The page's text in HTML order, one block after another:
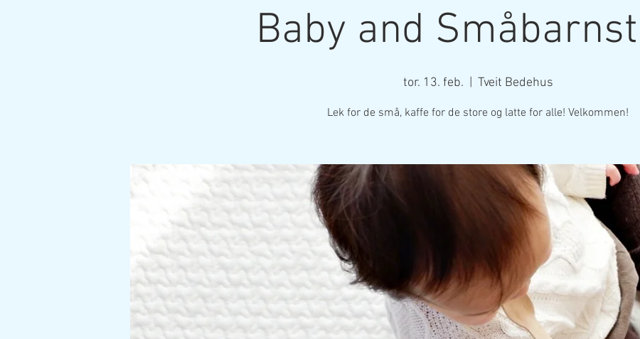
Baby and
tor. 13. feb. Tveit Bedehus
Lek for de små, kaffe for de store og latte for alle! Velkommen!